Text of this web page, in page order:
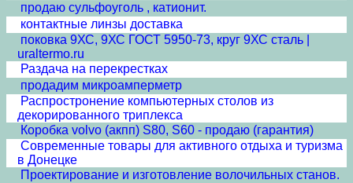
продаю сульфоуголь , катионит.
контактные линзы доставка
поковка 9ХС, 9ХС ГОСТ 5950-73, круг 9ХС сталь |
uraltermo.ru
Раздача на перекрестках
продадим микроамперметр
Распростронение компьютерных столов из
декорированного триплекса
Коробка volvo (акпп) S80, S60 - продаю (гарантия)
Современные товары для активного отдыха и туризма
в Донецке
Проектирование и изготовление волочильных станов.